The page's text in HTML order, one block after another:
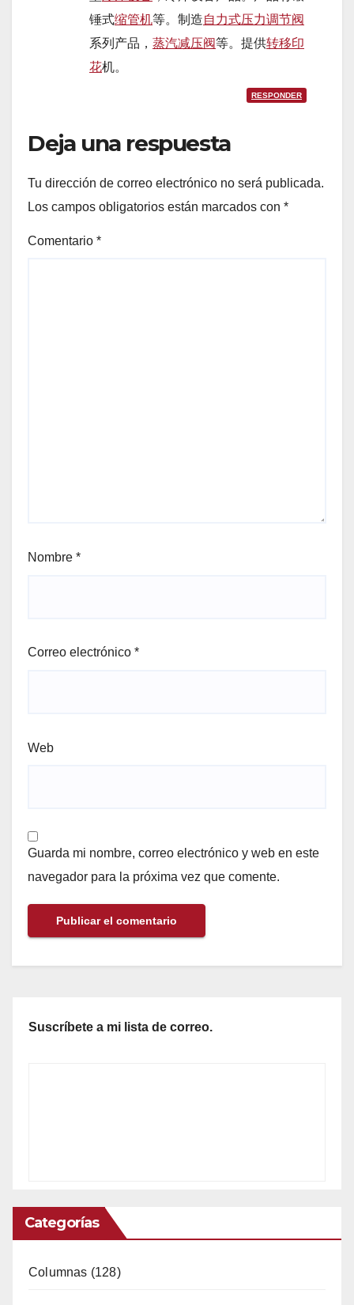
锤式缩管机等。制造自力式压力调节阀
系列产品， 蒸汽减压阀等。提供转移印
花机。
RESPONDER
Deja una respuesta
Tu dirección de correo electrónico no será publicada.
Los campos obligatorios están marcados con *
Comentario *
Nombre *
Correo electrónico *
Web
Guarda mi nombre, correo electrónico y web en este
navegador para la próxima vez que comente.
Suscríbete a mi lista de correo.
Categorías
Columnas (128)